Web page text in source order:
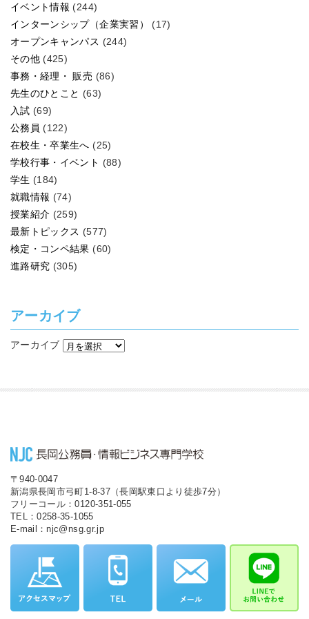
イベント情報 (244)
インターンシップ（企業実習）
(17)
オープンキャンパス (244)
その他 (425)
事務・経理・ 販売 (86)
先生のひとこと (63)
入試 (69)
公務員 (122)
在校生・卒業生へ (25)
学校行事・イベント (88)
学生 (184)
就職情報 (74)
授業紹介 (259)
最新トピックス (577)
検定・コンペ結果 (60)
進路研究 (305)
アーカイブ
アーカイブ
〒940-0047
新潟県長岡市弓町1-8-37（長岡駅東口より徒歩7分）
フリーコール：0120-351-055
TEL：0258-35-1055
E-mail：njc@nsg.gr.jp